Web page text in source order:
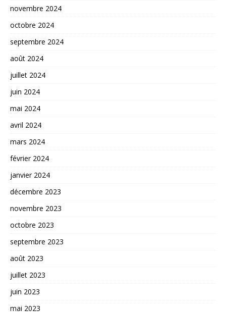
novembre 2024
octobre 2024
septembre 2024
août 2024
juillet 2024
juin 2024
mai 2024
avril 2024
mars 2024
février 2024
janvier 2024
décembre 2023
novembre 2023
octobre 2023
septembre 2023
août 2023
juillet 2023
juin 2023
mai 2023